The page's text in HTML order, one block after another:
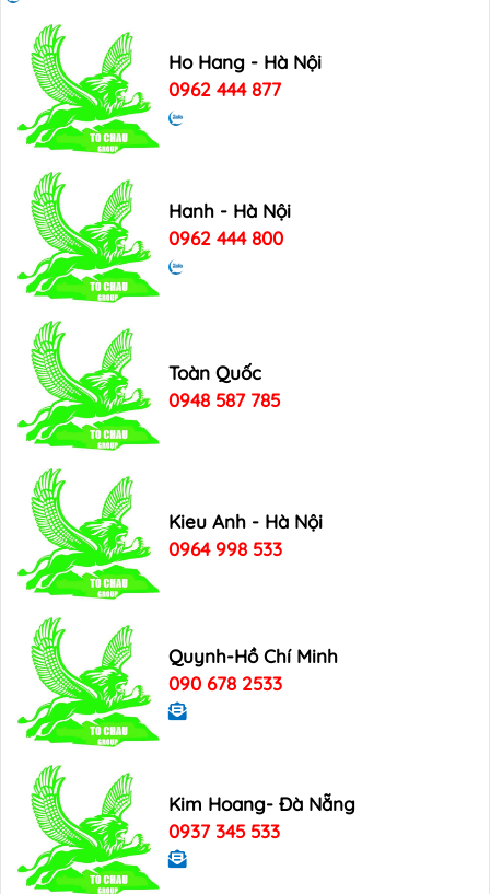
Ho Hang - Hà Nội
0962 444 877
Hanh - Hà Nội
0962 444 800
Toàn Quốc
0948 587 785
Kieu Anh - Hà Nội
0964 998 533
Quynh-Hồ Chí Minh
090 678 2533
Kim Hoang- Đà Nẵng
0937 345 533